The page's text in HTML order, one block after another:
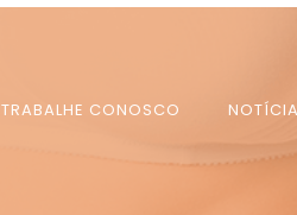
TRABALHE CONOSCO